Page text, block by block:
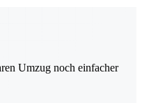
Umzug noch einfacher